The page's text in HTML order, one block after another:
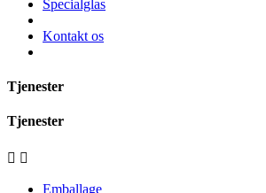
Specialglas
Kontakt os
Tjenester
Tjenester
 
Emballage